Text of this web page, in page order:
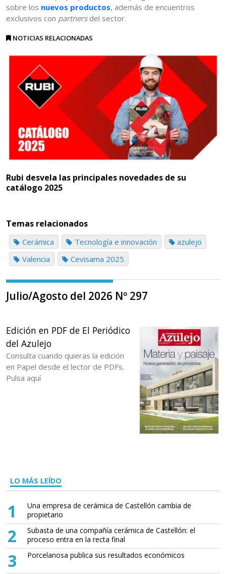
sobre los nuevos productos, además de encuentros
exclusivos con partners del sector.
NOTICIAS RELACIONADAS
Rubi desvela las principales novedades de su
catálogo 2025
Temas relacionados
Cerámica Tecnología e innovación
azulejo
Valencia
Cevisama 2025
Julio/Agosto del 2026 Nº 297
Edición en PDF de El Periódico
del Azulejo
Consulta cuando quieras la edición
en Papel desde el lector de PDFs.
Pulsa aquí
LO MÁS LEÍDO
1
Una empresa de cerámica de Castellón cambia de
propietario
2
Subasta de una compañía cerámica de Castellón: el
proceso entra en la recta final
3 Porcelanosa publica sus resultados económicos